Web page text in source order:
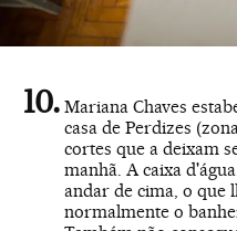
Mariana Chaves
casa de Perdizes
cortes que a deixam
manhã. A caixa
andar de cima, o que
normalmente o